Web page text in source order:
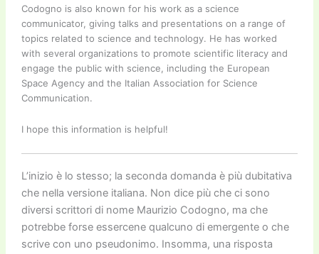
Codogno is also known for his work as a science
communicator, giving talks and presentations on a range of
topics related to science and technology. He has worked
with several organizations to promote scientific literacy and
engage the public with science, including the European
Space Agency and the Italian Association for Science
Communication.
I hope this information is helpful!
L’inizio è lo stesso; la seconda domanda è più dubitativa
che nella versione italiana. Non dice più che ci sono
diversi scrittori di nome Maurizio Codogno, ma che
potrebbe forse essercene qualcuno di emergente o che
scrive con uno pseudonimo. Insomma, una risposta